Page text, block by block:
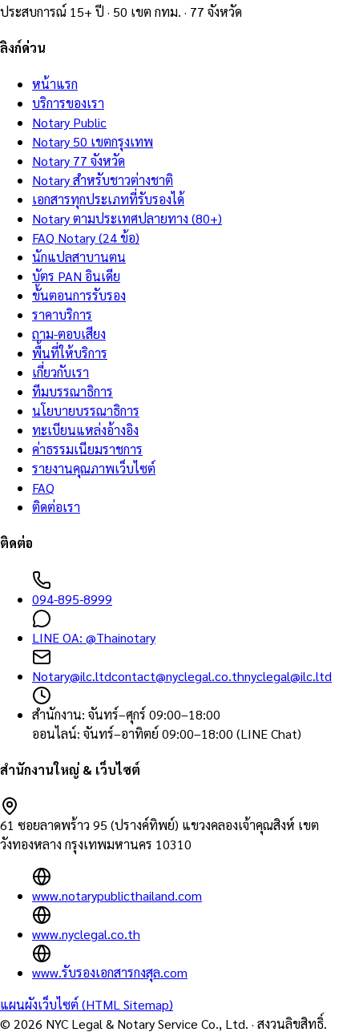
ประสบการณ์ 15+ ปี · 50 เขต กทม. · 77 จังหวัด
ลิงก์ด่วน
หน้าแรก
บริการของเรา
Notary Public
Notary 50 เขตกรุงเทพ
Notary 77 จังหวัด
Notary สำหรับชาวต่างชาติ
เอกสารทุกประเภทที่รับรองได้
Notary ตามประเทศปลายทาง (80+)
FAQ Notary (24 ข้อ)
นักแปลสาบานตน
บัตร PAN อินเดีย
ขั้นตอนการรับรอง
ราคาบริการ
ถาม-ตอบเสียง
พื้นที่ให้บริการ
เกี่ยวกับเรา
ทีมบรรณาธิการ
นโยบายบรรณาธิการ
ทะเบียนแหล่งอ้างอิง
ค่าธรรมเนียมราชการ
รายงานคุณภาพเว็บไซต์
FAQ
ติดต่อเรา
ติดต่อ
094-895-8999
LINE OA: @Thainotary
Notary@ilc.ltdcontact@nyclegal.co.thnyclegal@ilc.ltd
สำนักงาน: จันทร์–ศุกร์ 09:00–18:00
ออนไลน์: จันทร์–อาทิตย์ 09:00–18:00 (LINE Chat)
สำนักงานใหญ่ & เว็บไซต์
61 ซอยลาดพร้าว 95 (ปรางค์ทิพย์) แขวงคลองเจ้าคุณสิงห์ เขต
วังทองหลาง กรุงเทพมหานคร 10310
www.notarypublicthailand.com
www.nyclegal.co.th
www.รับรองเอกสารกงสุล.com
แผนผังเว็บไซต์ (HTML Sitemap)
© 2026 NYC Legal & Notary Service Co., Ltd. · สงวนลิขสิทธิ์.